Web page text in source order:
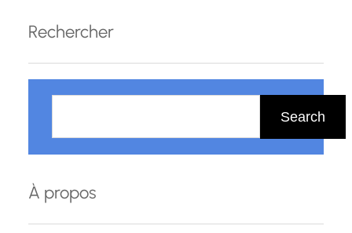
Rechercher
h
r
c
Search
À propos